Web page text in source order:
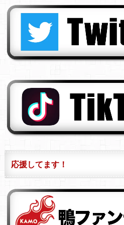
応援してます！